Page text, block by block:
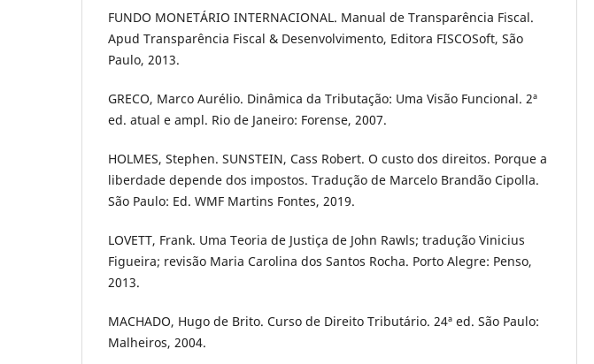
FUNDO MONETÁRIO INTERNACIONAL. Manual de Transparência Fiscal.
Apud Transparência Fiscal & Desenvolvimento, Editora FISCOSoft, São
Paulo, 2013.
GRECO, Marco Aurélio. Dinâmica da Tributação: Uma Visão Funcional. 2ª
ed. atual e ampl. Rio de Janeiro: Forense, 2007.
HOLMES, Stephen. SUNSTEIN, Cass Robert. O custo dos direitos. Porque a
liberdade depende dos impostos. Tradução de Marcelo Brandão Cipolla.
São Paulo: Ed. WMF Martins Fontes, 2019.
LOVETT, Frank. Uma Teoria de Justiça de John Rawls; tradução Vinicius
Figueira; revisão Maria Carolina dos Santos Rocha. Porto Alegre: Penso,
2013.
MACHADO, Hugo de Brito. Curso de Direito Tributário. 24ª ed. São Paulo:
Malheiros, 2004.